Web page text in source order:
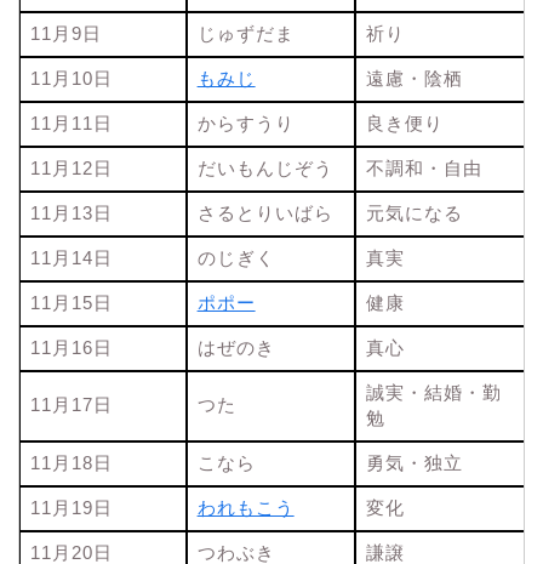
11月9日 じゅずだま 祈り
11月10日 もみじ 遠慮・陰栖
11月11日 からすうり 良き便り
11月12日 だいもんじぞう 不調和・自由
11月13日 さるとりいばら 元気になる
11月14日 のじぎく 真実
11月15日 ポポー 健康
11月16日 はぜのき 真心
11月17日 つた
誠実・結婚・勤
勉
11月18日 こなら 勇気・独立
11月19日 われもこう 変化
11月20日 つわぶき 謙譲